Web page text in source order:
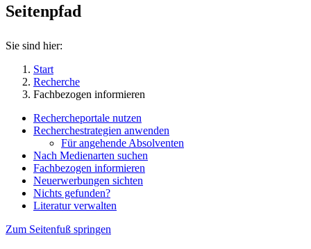
Seitenpfad
Sie sind hier:
Start
Recherche
Fachbezogen informieren
Rechercheportale nutzen
Recherchestrategien anwenden
Für angehende Absolventen
Nach Medienarten suchen
Fachbezogen informieren
Neuerwerbungen sichten
Nichts gefunden?
Literatur verwalten
Zum Seitenfuß springen